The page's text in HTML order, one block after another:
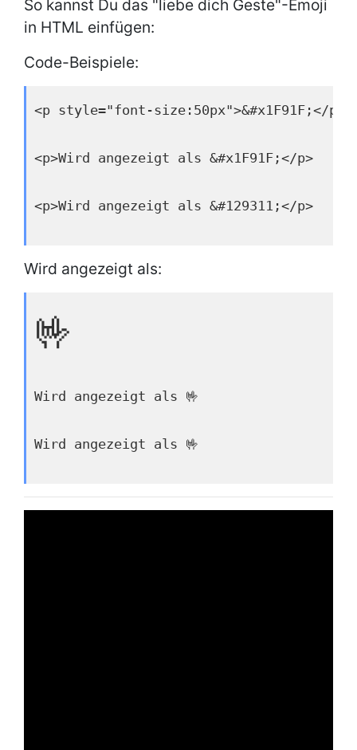
So kannst Du das "liebe dich Geste"-Emoji
in HTML einfügen:
Code-Beispiele:
<p style="font-size:50px">&#x1F91F;</p>
<p>Wird angezeigt als &#x1F91F;</p>
<p>Wird angezeigt als &#129311;</p>
Wird angezeigt als:
🤟
Wird angezeigt als 🤟
Wird angezeigt als 🤟